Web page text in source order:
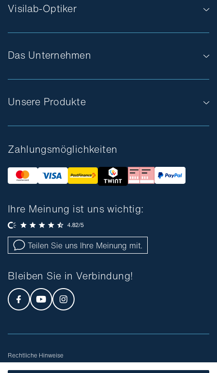
Das Unternehmen
Unsere Produkte
Visilab-Optiker
Zahlungsmöglichkeiten
Ihre Meinung ist uns wichtig:
Teilen Sie uns Ihre Meinung mit.
Bleiben Sie in Verbindung!
Rechtliche Hinweise